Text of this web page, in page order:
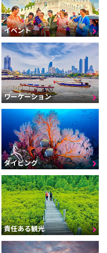
イベント
ワーケーション
ダイビング
責任ある観光